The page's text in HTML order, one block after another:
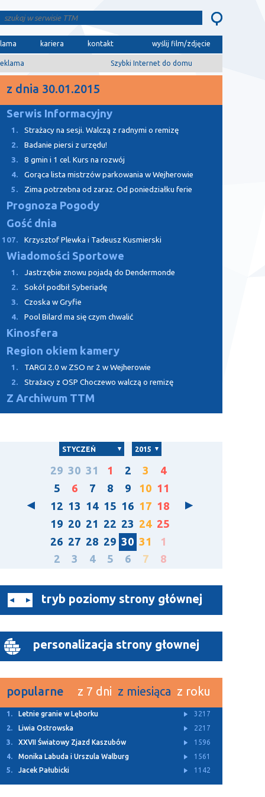
kariera kontakt wyślij film/zdjęcie
Szybki Internet do domu
z dnia 30.01.2015
Serwis Informacyjny
1.
Strażacy na sesji. Walczą z radnymi o remizę
2.
Badanie piersi z urzędu!
3.
8 gmin i 1 cel. Kurs na rozwój
4.
Gorąca lista mistrzów parkowania w Wejherowie
5.
Zima potrzebna od zaraz. Od poniedziałku ferie
Prognoza Pogody
Gość dnia
107. Krzysztof Plewka i Tadeusz Kusmierski
Wiadomości Sportowe
1.
Jastrzębie znowu pojadą do Dendermonde
2.
Sokół podbił Syberiadę
3.
Czoska w Gryfie
4.
Pool Bilard ma się czym chwalić
Kinosfera
Region okiem kamery
1.
TARGI 2.0 w ZSO nr 2 w Wejherowie
2.
Strażacy z OSP Choczewo walczą o remizę
Z Archiwum TTM
STYCZEŃ 2015
29 30 31 1 2 3
4
5
6 7 8 9 10 11
12 13 14 15 16 17 18
19 20 21 22 23 24 25
26 27 28 29 30 31
1
2
3 4 5 6 7 8
tryb poziomy strony głównej
personalizacja strony głownej
popularne z 7 dni z miesiąca z roku
1. Letnie granie w Lęborku
3217
2.
Liwia Ostrowska
2217
3.
XXVII Światowy Zjazd Kaszubów
1596
4.
Monika Labuda i Urszula Walburg
1561
5.
Jacek Pałubicki 1142